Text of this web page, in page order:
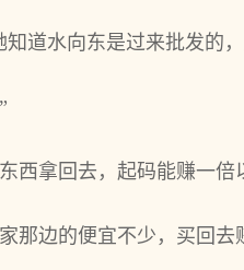
道水向东是过来批发的
西拿回去，起码能赚一倍
那边的便宜不少，买回去